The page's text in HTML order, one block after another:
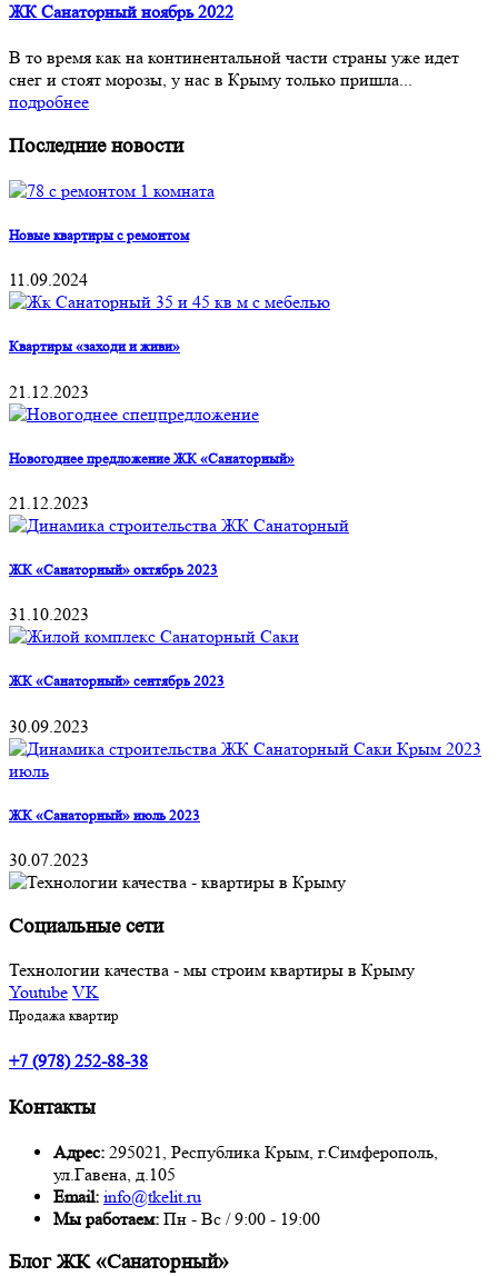
ЖК Санаторный ноябрь 2022
В то время как на континентальной части страны уже идет
снег и стоят морозы, у нас в Крыму только пришла...
подробнее
Последние новости
Новые квартиры с ремонтом
11.09.2024
Квартиры «заходи и живи»
21.12.2023
Новогоднее предложение ЖК «Санаторный»
21.12.2023
ЖК «Санаторный» октябрь 2023
31.10.2023
ЖК «Санаторный» сентябрь 2023
30.09.2023
ЖК «Санаторный» июль 2023
30.07.2023
Социальные сети
Технологии качества - мы строим квартиры в Крыму
Youtube VK
Продажа квартир
+7 (978) 252-88-38
Контакты
Адрес: 295021, Республика Крым, г.Симферополь,
ул.Гавена, д.105
Email: info@tkelit.ru
Мы работаем: Пн - Вс / 9:00 - 19:00
Блог ЖК «Санаторный»